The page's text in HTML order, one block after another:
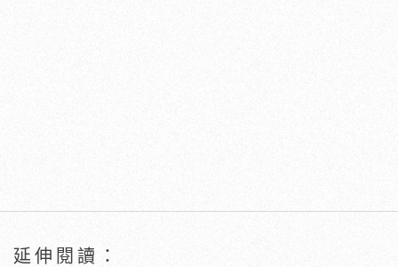
延伸閱讀：